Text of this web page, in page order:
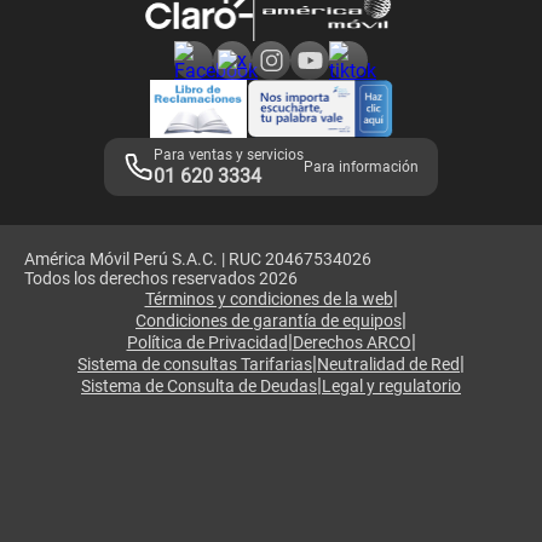
Adquirientes iPhone 6, 6S y SE
Mensaje de Seguridad
Términos y Condiciones de Tienda Claro
Libro de Reclamaciones
Legales de marketplace
Para ventas y servicios
01 620 3334 Para información
América Móvil Perú S.A.C. | RUC 20467534026
Todos los derechos reservados 2026
Términos y condiciones de la web|
Condiciones de garantía de equipos|
Política de Privacidad|Derechos ARCO|
Sistema de consultas Tarifarias|Neutralidad de Red|
Sistema de Consulta de Deudas|Legal y regulatorio